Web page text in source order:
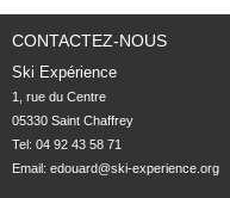
CONTACTEZ-NOUS
Ski Expérience
1, rue du Centre
05330 Saint Chaffrey
Tel: 04 92 43 58 71
Email: edouard@ski-experience.org